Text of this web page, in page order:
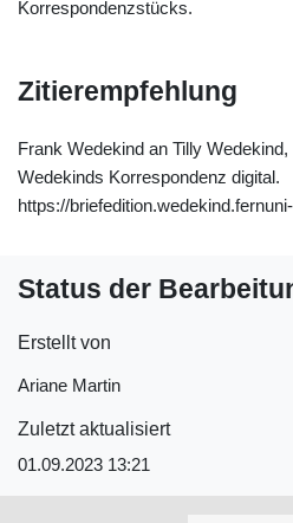
Korrespondenzstücks.
Zitierempfehlung
Frank Wedekind an Tilly
Wedekinds Korrespondenz digital.
https://
Status der
Erstellt von
Ariane Martin
Zuletzt aktualisiert
01.09.2023 13:21